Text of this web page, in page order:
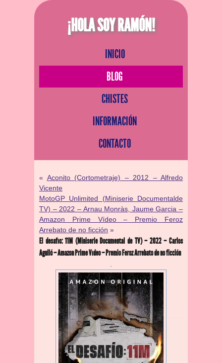
¡HOLA SOY RAMÓN!
INICIO
BLOG
CHISTES
INFORMACIÓN
CONTACTO
« Aconito (Cortometraje) – 2012 – Alfredo
Vicente
MotoGP Unlimited (Miniserie Documentalde
TV) – 2022 – Arnau Monràs, Jaume Garcia –
Amazon Prime Vídeo – Premio Feroz
Arrebato de no ficción »
El desafío: 11M (Miniserie Documental de TV) – 2022 – Carlos
Agulló – Amazon Prime Vídeo – Premio Feroz Arrebato de no ficción